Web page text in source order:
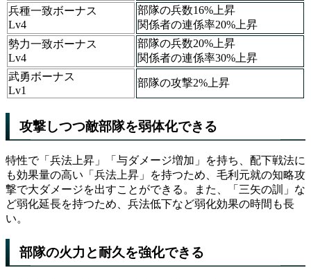
兵種一致ボーナス
Lv4
部隊の兵数16%上昇
関係者の連係率20%上昇
勢力一致ボーナス
Lv4
部隊の兵数20%上昇
関係者の連係率30%上昇
武勇ボーナス
Lv1
部隊の攻撃2%上昇
攻撃しつつ敵部隊を弱体化できる
特性で「兵法上昇」「与ダメージ増加」を持ち、配下戦法に
も効果量の高い「兵法上昇」を持つため、毛利元就の知略攻
撃で大ダメージを出すことができる。また、「三矢の訓」な
ど弱化延長を持つため、兵法低下など弱化効果の時間も長
い。
部隊の火力と耐久を強化できる